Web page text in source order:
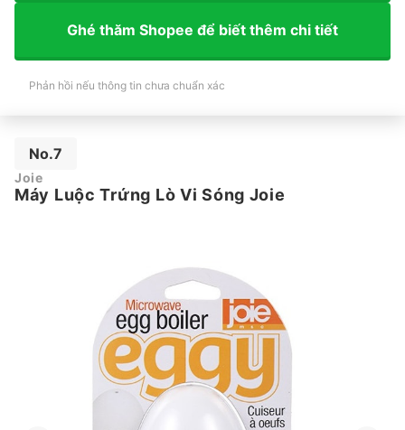
Ghé thăm Shopee để biết thêm chi tiết
Phản hồi nếu thông tin chưa chuẩn xác
No.7
Joie
Máy Luộc Trứng Lò Vi Sóng Joie